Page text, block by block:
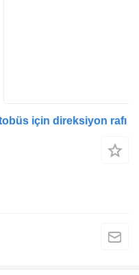
için direksiyon rafı